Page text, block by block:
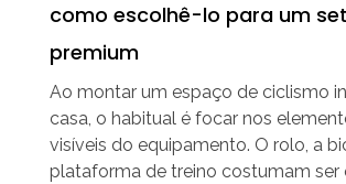
como escolhê-lo para um
premium
Ao montar um espaço de ciclismo
casa, o habitual é focar nos
visíveis do equipamento. O rolo, a
plataforma de treino costumam ser